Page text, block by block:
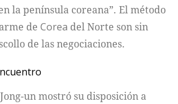
la península coreana”. El método
de Corea del Norte son sin
de las negociaciones.
un mostró su disposición a